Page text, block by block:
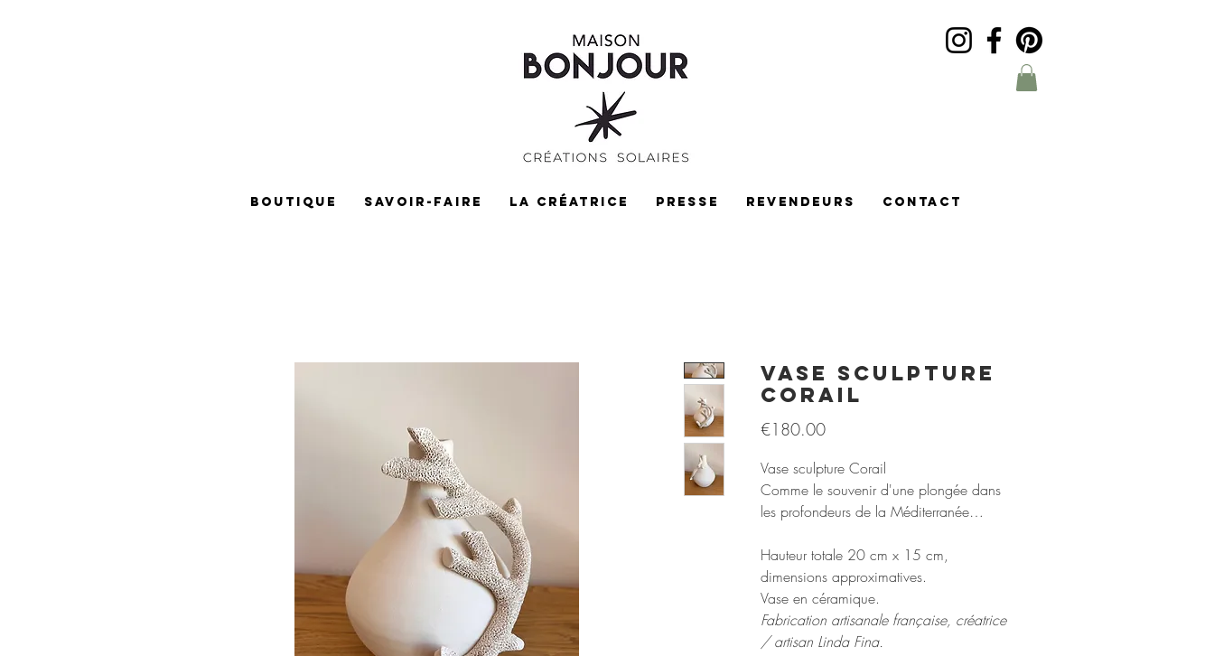
BOUTIQUE SAVOIR-FAIRE LA CRÉATRICE PRESSE REVENDEURS CONTACT
Vase sculpture
Corail
€180.00Price
Vase sculpture Corail
Comme le souvenir d'une plongée dans
les profondeurs de la Méditerranée…
Hauteur totale 20 cm x 15 cm,
dimensions approximatives.
Vase en céramique.
Fabrication artisanale française, créatrice
/ artisan Linda Fina.